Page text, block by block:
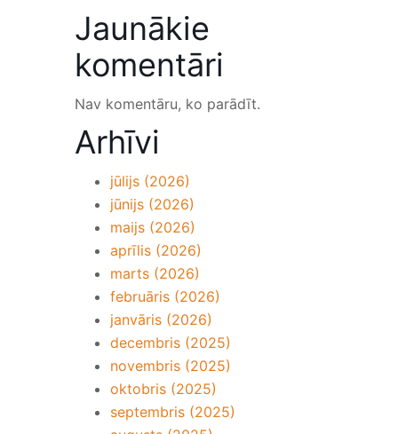
Jaunākie
komentāri
Nav komentāru, ko parādīt.
Arhīvi
jūlijs (2026)
jūnijs (2026)
maijs (2026)
aprīlis (2026)
marts (2026)
februāris (2026)
janvāris (2026)
decembris (2025)
novembris (2025)
oktobris (2025)
septembris (2025)